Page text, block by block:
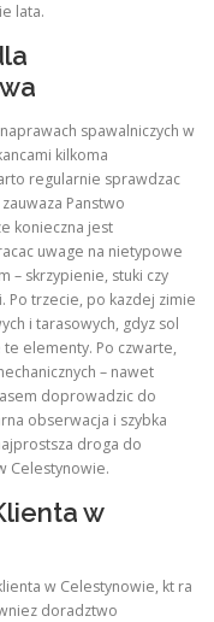
lata.
spawalniczych w
kilkoma
regularnie sprawdzac
Panstwo
konieczna jest
uwage na nietypowe
– skrzypienie, stuki czy
Po trzecie, po kazdej zimie
i tarasowych, gdyz sol
elementy. Po czwarte,
– nawet
doprowadzic do
obserwacja i szybka
droga do
Celestynowie.
w
w Celestynowie, kt ra
doradztwo